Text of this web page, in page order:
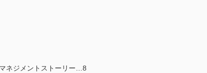
ネジメントストーリー…8